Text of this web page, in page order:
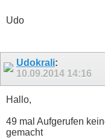
Udo
Udokrali:
10.09.2014 14:16
Hallo,
49 mal Aufgerufen
gemacht